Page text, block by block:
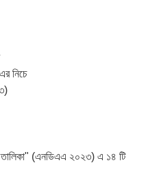
নিচে
তালিকা" (এনডিএএ ২০২৩) এ ১৪ টি